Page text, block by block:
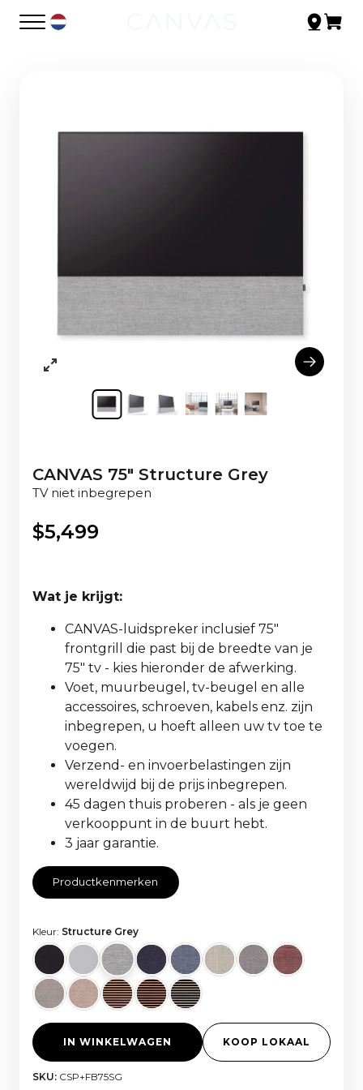
CANVAS 75" Structure Grey
TV niet inbegrepen
$5,499
Wat je krijgt:
CANVAS-luidspreker inclusief 75"
frontgrill die past bij de breedte van je
75" tv - kies hieronder de afwerking.
Voet, muurbeugel, tv-beugel en alle
accessoires, schroeven, kabels enz. zijn
inbegrepen, u hoeft alleen uw tv toe te
voegen.
Verzend- en invoerbelastingen zijn
wereldwijd bij de prijs inbegrepen.
45 dagen thuis proberen - als je geen
verkooppunt in de buurt hebt.
3 jaar garantie.
Productkenmerken
Kleur: Structure Grey
IN WINKELWAGEN KOOP LOKAAL
SKU: CSP+FB75SG